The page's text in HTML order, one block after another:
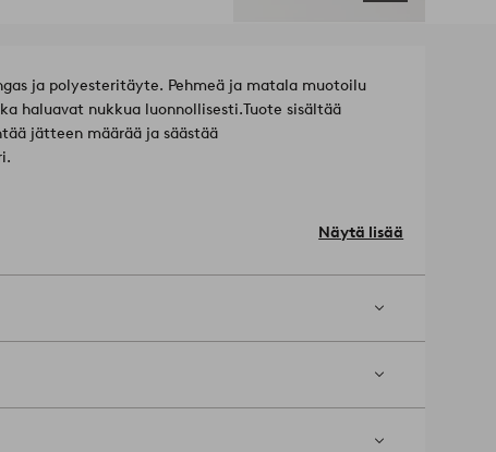
ja polyesteritäyte. Pehmeä ja matala muotoilu
haluavat nukkua luonnollisesti.Tuote sisältää
jätteen määrää ja säästää
60°:ssa. Älä käytä valkaisuainetta. HelläNäytä lisää